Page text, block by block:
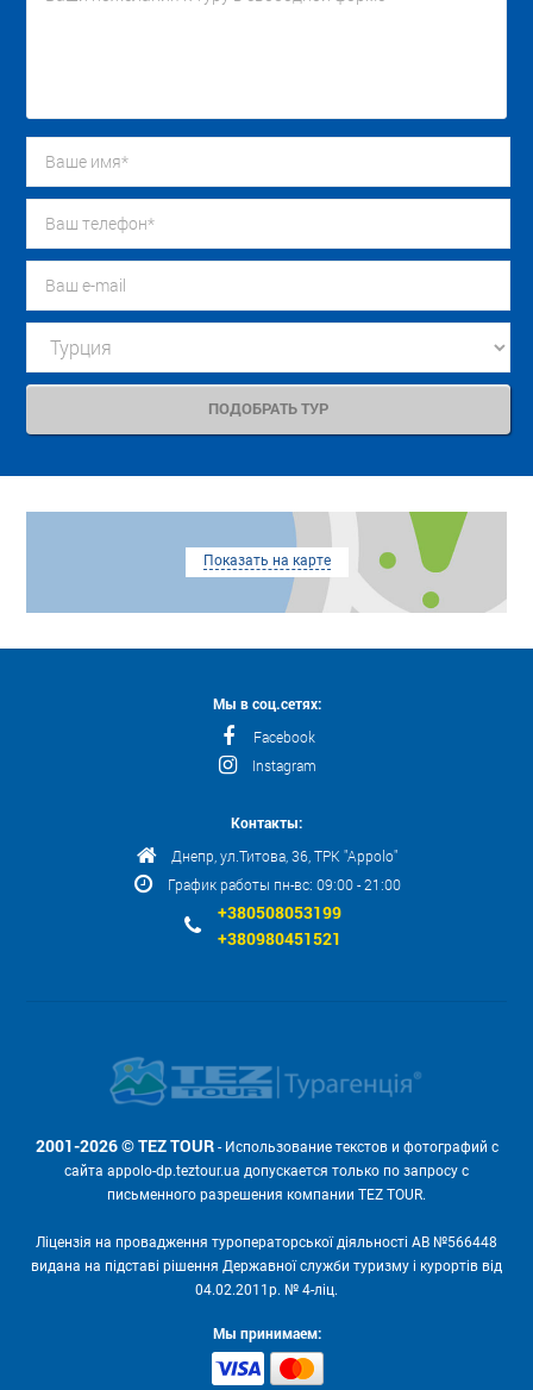
Показать на карте
Мы в соц.сетях:
Facebook
Instagram
Контакты:
Днепр, ул.Титова, 36, ТРК "Appolo"
График работы пн-вс: 09:00 - 21:00
+380508053199
+380980451521
2001-2026 © TEZ TOUR- Использование текстов и фотографий с
сайта appolo-dp.teztour.ua допускается только по запросу с
письменного разрешения компании TEZ TOUR.
Ліцензія на провадження туроператорської діяльності АВ №566448
видана на підставі рішення Державної служби туризму і курортів від
04.02.2011р. № 4-ліц.
Мы принимаем: